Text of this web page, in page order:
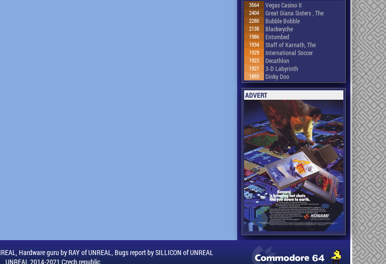
3564 Vegas Casino II
2404 Great Giana Sisters , The
2280 Bubble Bobble
2138 Blackwyche
1986 Entombed
1934 Staff of Karnath, The
1929 International Soccer
1923 Decathlon
1921 3-D Labyrinth
1893 Dinky Doo
ADVERT
Hardware guru by RAY of UNREAL, Bugs report by SILLICON of UNREAL
UNREAL 2014-2021 Czech republic